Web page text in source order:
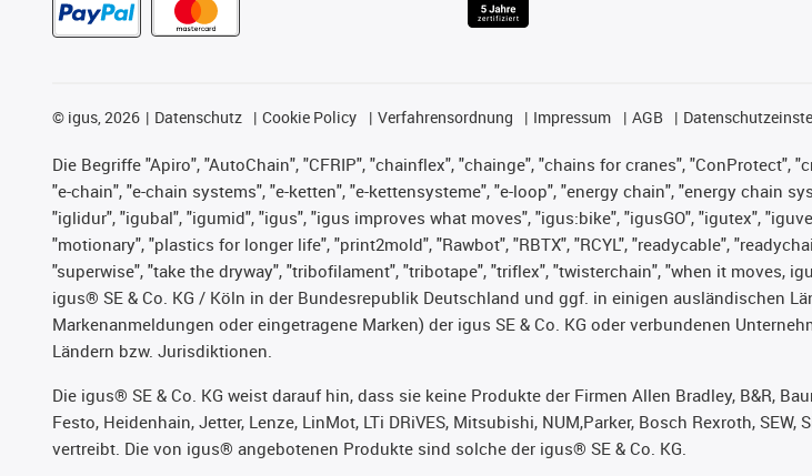
© igus, 2026 Datenschutz Cookie Policy Verfahrensordnung Impressum AGB
Die Begriffe "Apiro", "AutoChain", "CFRIP", "chainflex", "chainge", "chains for cranes", "ConProtect",
"e-chain", "e-chain systems", "e-ketten", "e-kettensysteme", "e-loop", "energy chain", "energy chain
"iglidur", "igubal", "igumid", "igus", "igus improves what moves", "igus:bike", "igusGO", "igutex",
"motionary", "plastics for longer life", "print2mold", "Rawbot", "RBTX", "RCYL", "readycable",
"superwise", "take the dryway", "tribofilament", "tribotape", "triflex", "twisterchain", "when it moves,
igus® SE & Co. KG / Köln in der Bundesrepublik Deutschland und ggf. in einigen ausländischen
Markenanmeldungen oder eingetragene Marken) der igus SE & Co. KG oder verbundenen
Ländern bzw. Jurisdiktionen.
Die igus® SE & Co. KG weist darauf hin, dass sie keine Produkte der Firmen Allen Bradley, B&R,
Festo, Heidenhain, Jetter, Lenze, LinMot, LTi DRiVES, Mitsubishi, NUM,Parker, Bosch Rexroth,
vertreibt. Die von igus® angebotenen Produkte sind solche der igus® SE & Co. KG.